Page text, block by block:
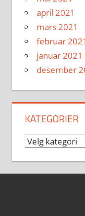
april 2021
mars 2021
februar 2021
januar 2021
desember
KATEGORIER
Kategorier